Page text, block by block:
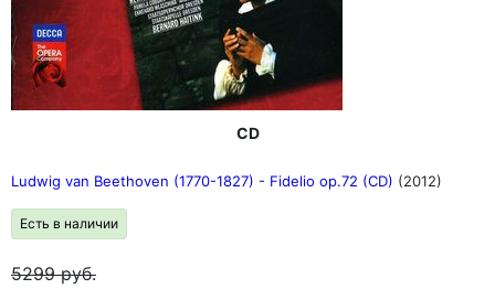
CD
Ludwig van Beethoven (1770-1827) - Fidelio op.72 (CD) (2012)
Есть в наличии
5299руб.